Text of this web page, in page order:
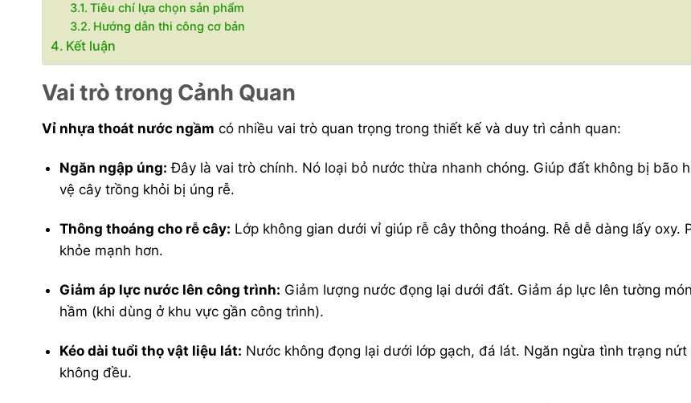
Tiêu chí lựa chọn sản phẩm
Hướng dẫn thi công cơ bản
Kết luận
Vai trò trong Cảnh Quan
Vỉ nhựa thoát nước ngầm có nhiều vai trò quan trọng trong thiết kế và duy trì cảnh quan:
Ngăn ngập úng: Đây là vai trò chính. Nó loại bỏ nước thừa nhanh chóng. Giúp đất không bị bão
vệ cây trồng khỏi bị úng rễ.
Thông thoáng cho rễ cây: Lớp không gian dưới vỉ giúp rễ cây thông thoáng. Rễ dễ dàng lấy oxy.
khỏe mạnh hơn.
Giảm áp lực nước lên công trình: Giảm lượng nước đọng lại dưới đất. Giảm áp lực lên tường
hầm (khi dùng ở khu vực gần công trình).
Kéo dài tuổi thọ vật liệu lát: Nước không đọng lại dưới lớp gạch, đá lát. Ngăn ngừa tình trạng nứt
không đều.